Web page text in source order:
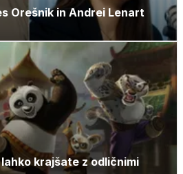
Orešnik in Andrei Lenart
krajšate z odličnimi